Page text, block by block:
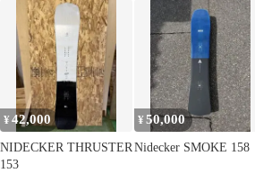
ド NIDECKER ナイ
デッカー ORA オー
ラ 23-24 139㎝ ム
ラサキスポーツ
OUTLET アウトレッ
ト USED
¥42,000
NIDECKER THRUSTER
153
¥50,000
Nidecker SMOKE 158